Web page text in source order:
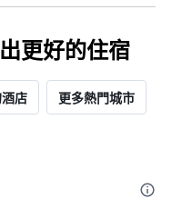
更好的住宿
店 更多熱門城市